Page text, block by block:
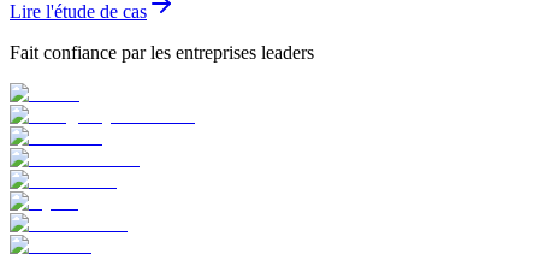
Lire l'étude de cas
Fait confiance par les entreprises leaders